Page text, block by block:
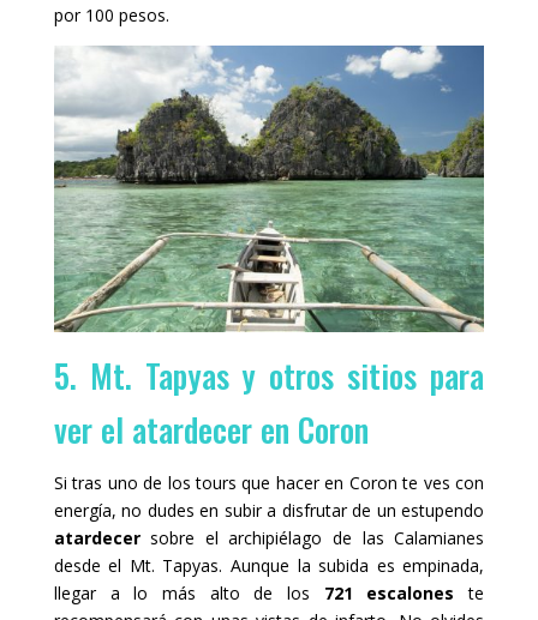
por 100 pesos.
5. Mt. Tapyas y otros sitios para
ver el atardecer en Coron
Si tras uno de los tours que hacer en Coron te ves con
energía, no dudes en subir a disfrutar de un estupendo
atardecersobre el archipiélago de las Calamianes
desde el Mt. Tapyas. Aunque la subida es empinada,
llegar a lo más alto de los 721 escalones te